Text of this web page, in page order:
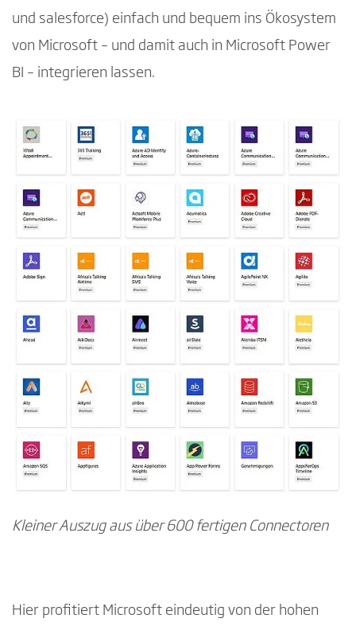
und salesforce) einfach und bequem ins Ökosystem
von Microsoft – und damit auch in Microsoft Power
BI – integrieren lassen.
Kleiner Auszug aus über 600 fertigen Connectoren
Hier profitiert Microsoft eindeutig von der hohen